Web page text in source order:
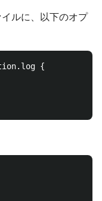
ルに、以下のオプ
{